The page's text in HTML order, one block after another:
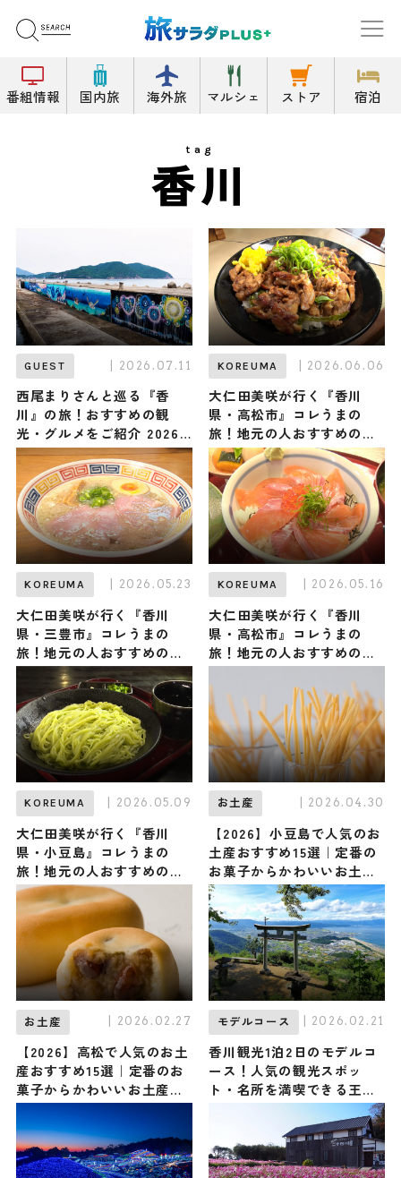
番組情報 国内旅 海外旅 マルシェ ストア 宿泊
tag
香川
GUEST | 2026.07.11
西尾まりさんと巡る『香
川』の旅！おすすめの観
光・グルメをご紹介 2026
年7月11日放送
KOREUMA | 2026.06.06
大仁田美咲が行く『香川
県・高松市』コレうまの
旅！地元の人おすすめのご
当地名物グルメ3選 2026年
6月6日放送
KOREUMA | 2026.05.23
大仁田美咲が行く『香川
県・三豊市』コレうまの
旅！地元の人おすすめのご
当地名物グルメ3選 2026年
5月23日放送
KOREUMA | 2026.05.16
大仁田美咲が行く『香川
県・高松市』コレうまの
旅！地元の人おすすめのご
当地名物グルメ3選 2026年
5月16日放送
KOREUMA | 2026.05.09
大仁田美咲が行く『香川
県・小豆島』コレうまの
旅！地元の人おすすめのご
当地名物グルメ6選 2025年
5月9日放送
お土産 | 2026.04.30
【2026】小豆島で人気のお
土産おすすめ15選｜定番の
お菓子からかわいいお土
産・ばらまき用まで幅広く
紹介
お土産 | 2026.02.27
【2026】高松で人気のお土
産おすすめ15選｜定番のお
菓子からかわいいお土産・
ばらまき用まで幅広く紹介
モデルコース | 2026.02.21
香川観光1泊2日のモデルコ
ース！人気の観光スポッ
ト・名所を満喫できる王道
の旅程を紹介